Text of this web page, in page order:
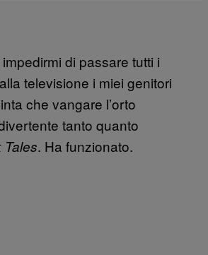
di passare tutti i
televisione i miei genitori
che vangare l’orto
tanto quanto
Tales. Ha funzionato.